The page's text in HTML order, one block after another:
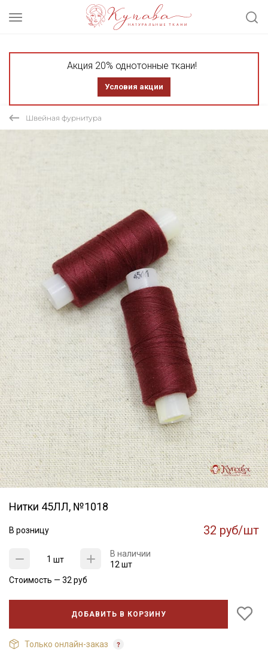
Акция 20% однотонные ткани!
Условия акции
Швейная фурнитура
Нитки 45ЛЛ, №1018
В розницу 32 руб/шт
шт
В наличии
12 шт
Стоимость — 32руб
ДОБАВИТЬ В КОРЗИНУ
Только онлайн-заказ